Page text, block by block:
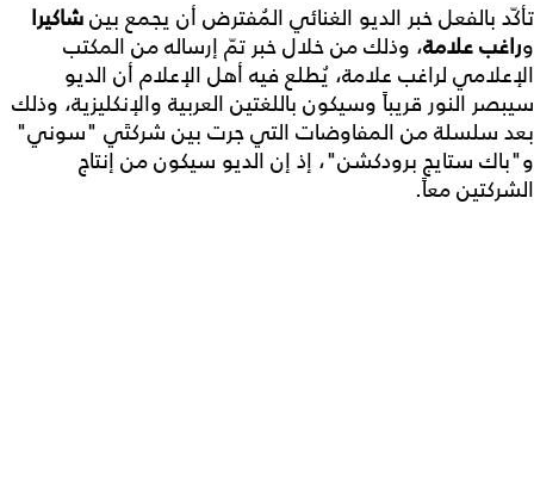
تأكّد بالفعل خبر الديو الغنائي المُفترض أن يجمع بينشاكيرا
وراغب علامة، وذلك من خلال خبر تمّ إرساله من المكتب
الإعلامي لراغب علامة، يُطلع فيه أهل الإعلام أن الديو
سيبصر النور قريباً وسيكون باللغتين العربية والإنكليزية، وذلك
بعد سلسلة من المفاوضات التي جرت بين شركتَي "سوني"
و"باك ستايج برودكشن"، إذ إن الديو سيكون من إنتاج
الشركتين معاً.